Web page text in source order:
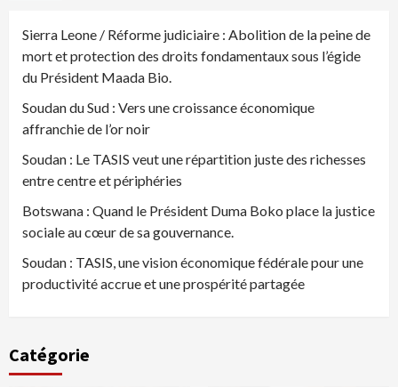
Sierra Leone / Réforme judiciaire : Abolition de la peine de
mort et protection des droits fondamentaux sous l’égide
du Président Maada Bio.
Soudan du Sud : Vers une croissance économique
affranchie de l’or noir
Soudan : Le TASIS veut une répartition juste des richesses
entre centre et périphéries
Botswana : Quand le Président Duma Boko place la justice
sociale au cœur de sa gouvernance.
Soudan : TASIS, une vision économique fédérale pour une
productivité accrue et une prospérité partagée
Catégorie